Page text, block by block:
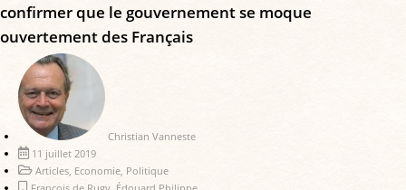
confirmer que le gouvernement se moque
ouvertement des Français
Christian Vanneste
11 juillet 2019
Articles Economie Politique